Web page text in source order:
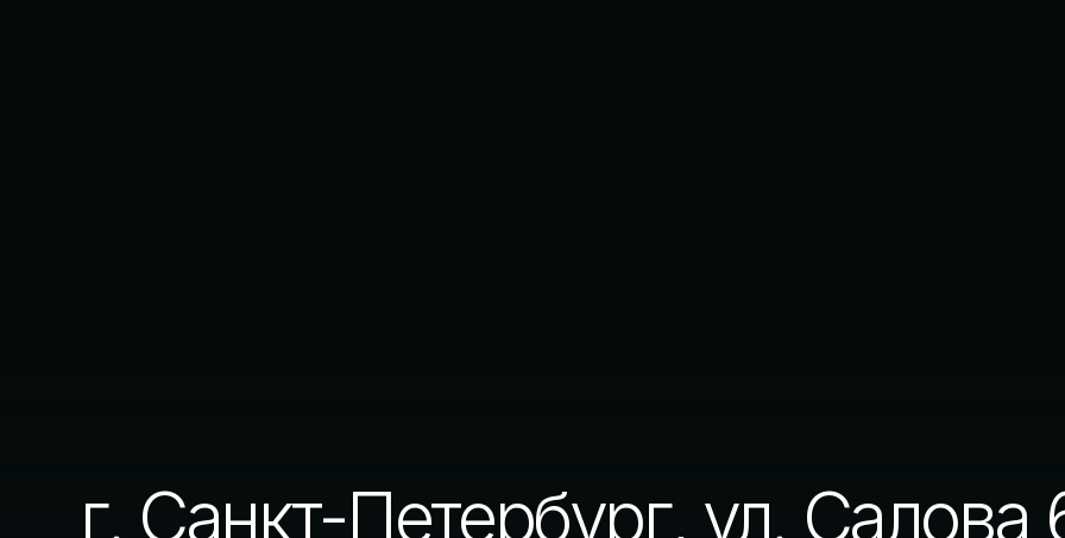
© АПАРТСТЕЛЬ. ВСЕ ПРАВА ЗАЩИЩЕНЫ. НОМЕР
Услуги
Инфраструктура
Обзоры номеров
Контакты
Вопрос-ответ
Корпоративным клиентам